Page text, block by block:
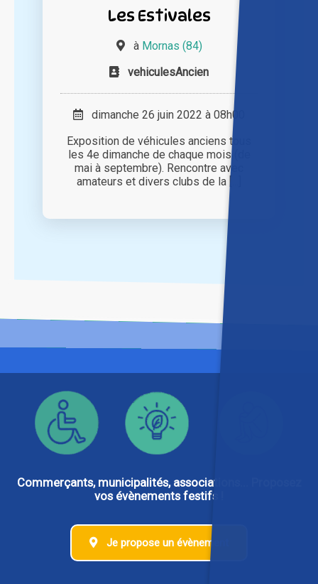
Les Estivales
à Mornas (84)
vehiculesAncien
dimanche 26 juin 2022 à 08h00
Exposition de véhicules anciens tous
les 4e dimanche de chaque mois (de
mai à septembre). Rencontre avec
amateurs et divers clubs de la [...]
Commerçants, municipalités, associations... Proposez
vos évènements festifs !
Je propose un évènement